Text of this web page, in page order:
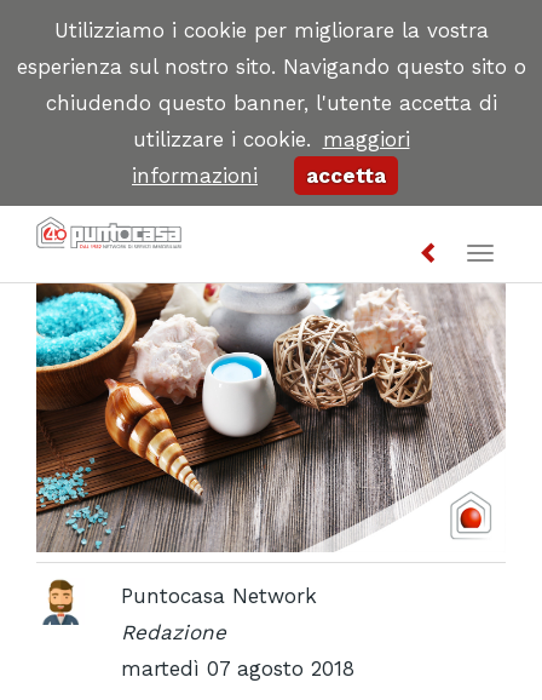
Utilizziamo i cookie per migliorare la vostra
esperienza sul nostro sito. Navigando questo sito o
chiudendo questo banner, l'utente accetta di
utilizzare i cookie. maggiori
informazioni
accetta
Toggle
Puntocasa Network
Redazione
martedì 07 agosto 2018